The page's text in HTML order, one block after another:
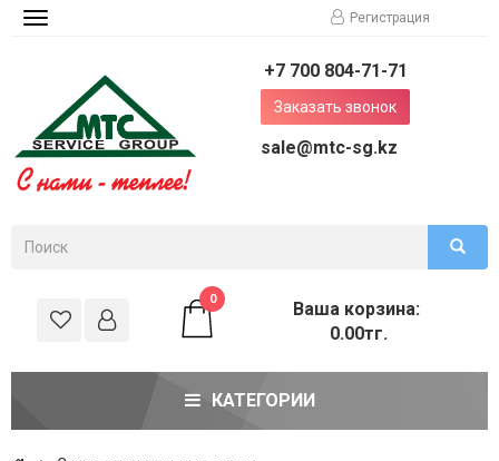
Toggle
Регистрация
+7 700 804-71-71
Заказать звонок
sale@mtc-sg.kz
0
Ваша корзина:
0.00тг.
КАТЕГОРИИ